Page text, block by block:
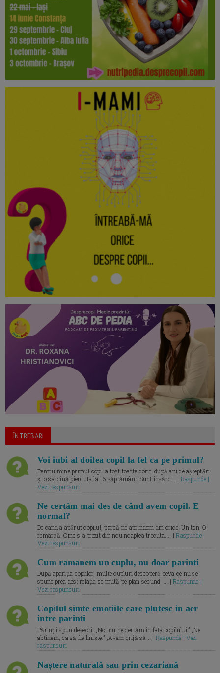
ÎNTREBARI
Voi iubi al doilea copil la fel ca pe primul?
Pentru mine primul copil a fost foarte dorit, după ani de așteptări
și o sarcină pierduta la 16 săptămâni. Sunt însărc... | Raspunde |
Vezi raspunsuri
Ne certăm mai des de când avem copil. E
normal?
De când a apărut copilul, parcă ne aprindem din orice. Un ton. O
remarcă. Cine s-a trezit din nou noaptea trecuta.... |Raspunde |
Vezi raspunsuri
Cum ramanem un cuplu, nu doar parinti
După apariția copiilor, multe cupluri descoperă ceva ce nu se
spune prea des: relația se mută pe plan secund. ... |Raspunde |
Vezi raspunsuri
Copilul simte emotiile care plutesc in aer
intre parinti
Părinții spun deseori: „Noi nu ne certăm în fața copilului.” „Ne
abținem, ca să fie liniște.” „Avem grijă să... | Raspunde | Vezi
raspunsuri
Naștere naturală sau prin cezariană